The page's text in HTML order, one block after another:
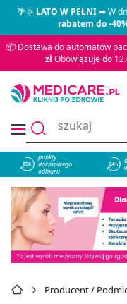
🌴🌞LATO W PEŁNI➡ W
rabatem do -
📦 Dostawa do automatów
złObowiązuje do
858
punkty
darmowego
odbioru
Producent /